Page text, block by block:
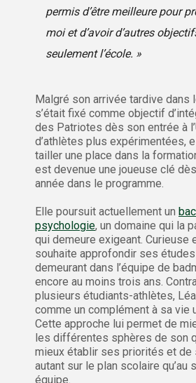
permis d’être meilleure pour
moi et d’avoir d’autres
seulement l’école. »
Malgré son arrivée tardive dans
s’était fixé comme objectif
des Patriotes dès son entrée à
d’athlètes plus expérimentées,
tailler une place dans la
est devenue une joueuse clé
année dans le programme.
Elle poursuit actuellement un
psychologie, un domaine qui la
qui demeure exigeant. Curieuse
souhaite approfondir ses
demeurant dans l’équipe de
encore au moins trois ans.
plusieurs étudiants-athlètes,
comme un complément à sa vie
Cette approche lui permet de
les différentes sphères de son
mieux établir ses priorités et de
autant sur le plan scolaire qu’au
équipe.